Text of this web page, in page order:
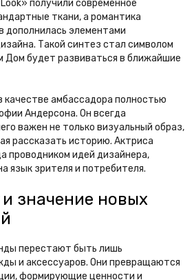
получили современное
ткани, а романтика
дополнилась элементами
Такой синтез стал символом
Дом будет развиваться в ближайшие
качестве амбассадора полностью
Андерсона. Он всегда
важен не только визуальный образ,
рассказать историю. Актриса
проводником идей дизайнера,
язык зрителя и потребителя.
значение новых
перестают быть лишь
и аксессуаров. Они превращаются
формирующие ценности и